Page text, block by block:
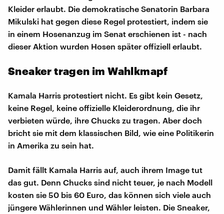
Kleider erlaubt. Die demokratische Senatorin Barbara
Mikulski hat gegen diese Regel protestiert, indem sie
in einem Hosenanzug im Senat erschienen ist - nach
dieser Aktion wurden Hosen später offiziell erlaubt.
Sneaker tragen im Wahlkmapf
Kamala Harris protestiert nicht. Es gibt kein Gesetz,
keine Regel, keine offizielle Kleiderordnung, die ihr
verbieten würde, ihre Chucks zu tragen. Aber doch
bricht sie mit dem klassischen Bild, wie eine Politikerin
in Amerika zu sein hat.
Damit fällt Kamala Harris auf, auch ihrem Image tut
das gut. Denn Chucks sind nicht teuer, je nach Modell
kosten sie 50 bis 60 Euro, das können sich viele auch
jüngere Wählerinnen und Wähler leisten. Die Sneaker,